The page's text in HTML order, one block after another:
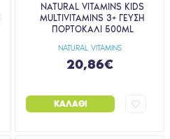
NATURAL VITAMINS
NATURAL VITAMINS KIDS
MULTIVITAMINS 3+ ΓΕΥΣΗ
ΠΟΡΤΟΚΑΛΙ 500ML
20,86€
ΚΑΛΆΘΙ